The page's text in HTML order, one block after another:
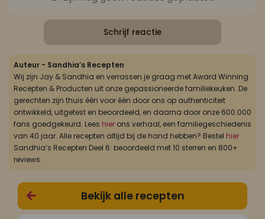
Schrijf reactie
Auteur - Sandhia’s Recepten
Wij zijn Jay & Sandhia en verrassen je graag met Award Winning
Recepten & Producten uit onze gepassioneerde familiekeuken. De
gerechten zijn thuis één voor één door ons op authenticiteit
ontwikkeld, uitgetest en beoordeeld, en daarna door onze 600.000
fans goedgekeurd. Lees hier ons verhaal, een familiegeschiedenis
van 40 jaar. Alle recepten altijd bij de hand hebben? Bestel hier
Sandhia’s Recepten Deel 6: beoordeeld met 10 sterren en 800+
reviews.
Bekijk alle recepten